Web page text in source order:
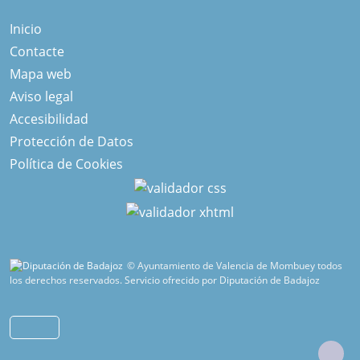
Inicio
Contacte
Mapa web
Aviso legal
Accesibilidad
Protección de Datos
Política de Cookies
© Ayuntamiento de Valencia de Mombuey todos
los derechos reservados.Servicio ofrecido por Diputación de Badajoz